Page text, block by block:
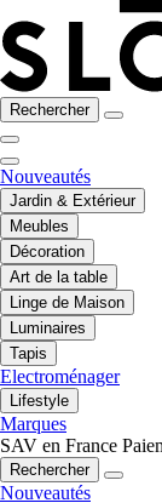
Rechercher
Nouveautés
Jardin & Extérieur
Meubles
Décoration
Art de la table
Linge de Maison
Luminaires
Tapis
Electroménager
Lifestyle
Marques
SAV en France
Rechercher
Nouveautés